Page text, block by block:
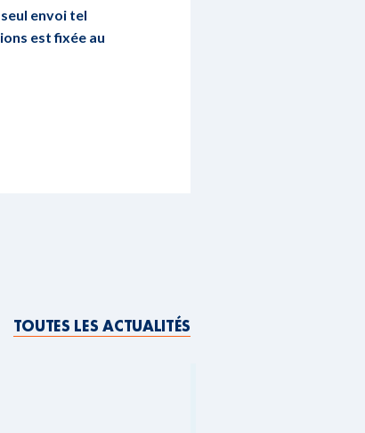
envoi tel
est fixée au
TOUTES LES ACTUALITÉS